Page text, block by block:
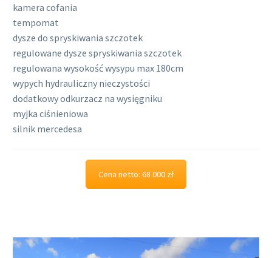
kamera cofania
tempomat
dysze do spryskiwania szczotek
regulowane dysze spryskiwania szczotek
regulowana wysokość wysypu max 180cm
wypych hydrauliczny nieczystości
dodatkowy odkurzacz na wysięgniku
myjka ciśnieniowa
silnik mercedesa
Cena netto: 68 000 zł